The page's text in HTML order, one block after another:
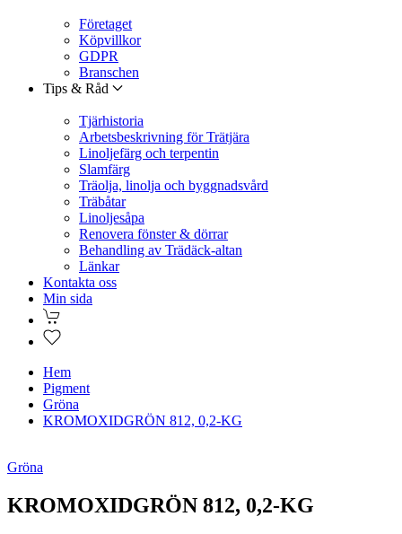
Företaget
Köpvillkor
GDPR
Branschen
Tips & Råd
Tjärhistoria
Arbetsbeskrivning för Trätjära
Linoljefärg och terpentin
Slamfärg
Träolja, linolja och byggnadsvård
Träbåtar
Linoljesåpa
Renovera fönster & dörrar
Behandling av Trädäck-altan
Länkar
Kontakta oss
Min sida
Hem
Pigment
Gröna
KROMOXIDGRÖN 812, 0,2-KG
Gröna
KROMOXIDGRÖN 812, 0,2-KG